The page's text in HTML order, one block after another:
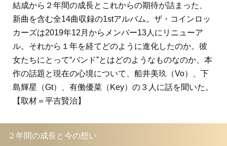
結成から２年間の成長とこれからの期待が詰まった、
新曲を含む全14曲収録の1stアルバム。ザ・コインロッ
カーズは2019年12月からメンバー13人にリニューア
ル。それから１年を経てどのように進化したのか。彼
女たちにとって“バンド”とはどのようなものなのか、本
作の話題と現在の心境について、船井美玖（Vo）、下
島輝星（Gt）、有働優菜（Key）の３人に話を聞いた。
【取材＝平吉賢治】
２年間の成長と今の想い